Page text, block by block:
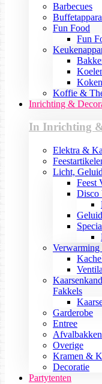
Barbecues
Fun Food
Fun
Koffie &
Inrichting &
In Inrichting
Elektra &
Licht,
Feest
Disco
Geluid
Verwarming
Fakkels
Garderobe
Entree
Afvalbakken
Overige
Kramen &
Decoratie
Partytenten